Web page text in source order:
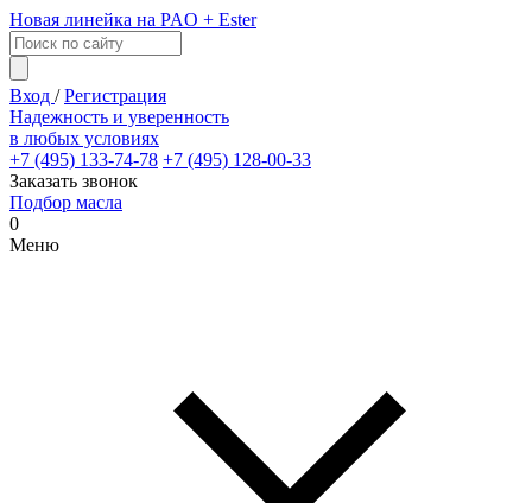
Новая линейка на PAO + Ester
Вход /Регистрация
Надежность и уверенность
в любых условиях
+7 (495) 133-74-78 +7 (495) 128-00-33
Заказать звонок
Подбор масла
0
Меню